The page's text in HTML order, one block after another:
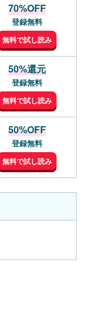
70%OFF
登録無料
無料で試し読み
50%還元
登録無料
無料で試し読み
50%OFF
登録無料
無料で試し読み